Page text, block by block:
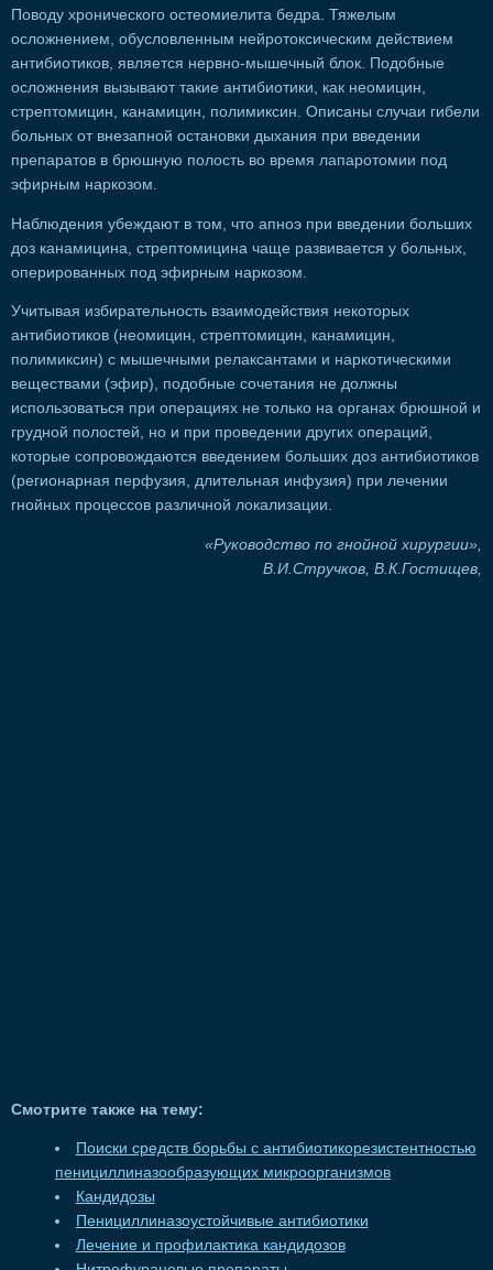
Поводу хронического остеомиелита бедра. Тяжелым
осложнением, обусловленным нейротоксическим действием
антибиотиков, является нервно-мышечный блок. Подобные
осложнения вызывают такие антибиотики, как неомицин,
стрептомицин, канамицин, полимиксин. Описаны случаи гибели
больных от внезапной остановки дыхания при введении
препаратов в брюшную полость во время лапаротомии под
эфирным наркозом.
Наблюдения убеждают в том, что апноэ при введении больших
доз канамицина, стрептомицина чаще развивается у больных,
оперированных под эфирным наркозом.
Учитывая избирательность взаимодействия некоторых
антибиотиков (неомицин, стрептомицин, канамицин,
полимиксин) с мышечными релаксантами и наркотическими
веществами (эфир), подобные сочетания не должны
использоваться при операциях не только на органах брюшной и
грудной полостей, но и при проведении других операций,
которые сопровождаются введением больших доз антибиотиков
(регионарная перфузия, длительная инфузия) при лечении
гнойных процессов различной локализации.
«Руководство по гнойной хирургии»,
В.И.Стручков, В.К.Гостищев,
Смотрите также на тему:
Поиски средств борьбы с антибиотикорезистентностью
пенициллиназообразующих микроорганизмов
Кандидозы
Пенициллиназоустойчивые антибиотики
Лечение и профилактика кандидозов